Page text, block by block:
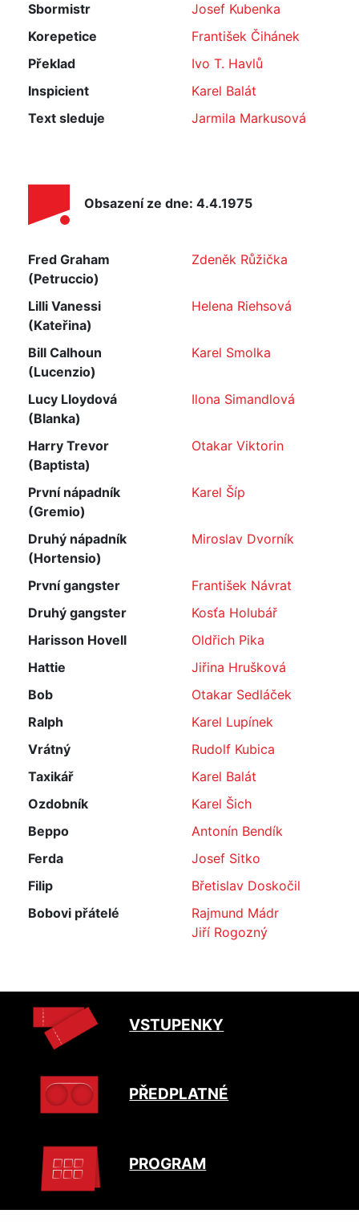
Sbormistr
Josef Kubenka
Korepetice
František Čihánek
Překlad
Ivo T. Havlů
Inspicient
Karel Balát
Text sleduje
Jarmila Markusová
Obsazení ze dne: 4.4.1975
Fred Graham
(Petruccio)
Zdeněk Růžička
Lilli Vanessi
(Kateřina)
Helena Riehsová
Bill Calhoun
(Lucenzio)
Karel Smolka
Lucy Lloydová
(Blanka)
Ilona Simandlová
Harry Trevor
(Baptista)
Otakar Viktorin
První nápadník
(Gremio)
Karel Šíp
Druhý nápadník
(Hortensio)
Miroslav Dvorník
První gangster
František Návrat
Druhý gangster
Kosťa Holubář
Harisson Hovell
Oldřich Pika
Hattie
Jiřina Hrušková
Bob
Otakar Sedláček
Ralph
Karel Lupínek
Vrátný
Rudolf Kubica
Taxikář
Karel Balát
Ozdobník
Karel Šich
Beppo
Antonín Bendík
Ferda
Josef Sitko
Filip
Břetislav Doskočil
Bobovi přátelé
Rajmund Mádr
Jiří Rogozný
VSTUPENKY
PŘEDPLATNÉ
PROGRAM